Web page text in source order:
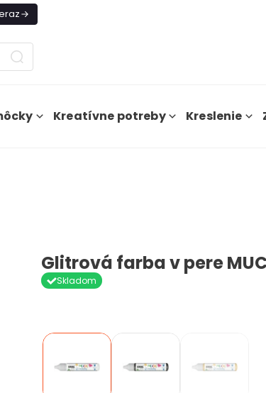
Kreatívne potreby Kreslenie
Glitrová farba v pere
Skladom